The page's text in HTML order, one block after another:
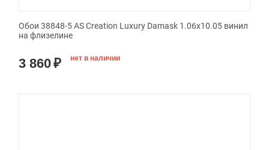
Обои 38848-5 AS Creation Luxury Damask 1.06x10.05 винил
на флизелине
3 860₽ нет в наличии